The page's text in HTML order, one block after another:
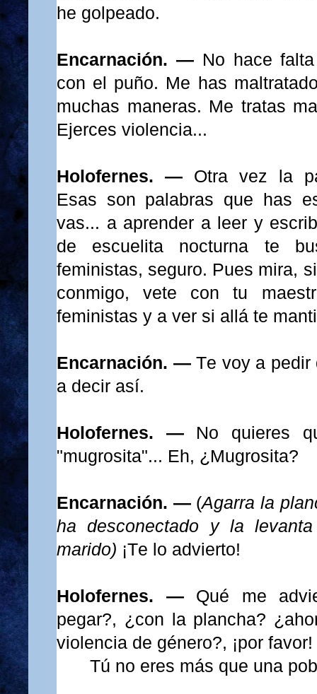
he golpeado.
Encarnación. — No hace
con el puño. Me has
muchas maneras. Me tratas
Ejerces violencia...
Holofernes. — Otra vez la
Esas son palabras que has
vas... a aprender a leer y
de escuelita nocturna te
feministas, seguro. Pues mira,
conmigo, vete con tu
feministas y a ver si allá te
Encarnación. —Te voy a pedir
a decir así.
Holofernes. — No quieres
"mugrosita"... Eh, ¿Mugrosita?
Encarnación. — (Agarra la
ha desconectado y la
marido) ¡Te lo advierto!
Holofernes. — Qué me
pegar?, ¿con la plancha?
violencia de género?, ¡por favor!
Tú no eres más que una